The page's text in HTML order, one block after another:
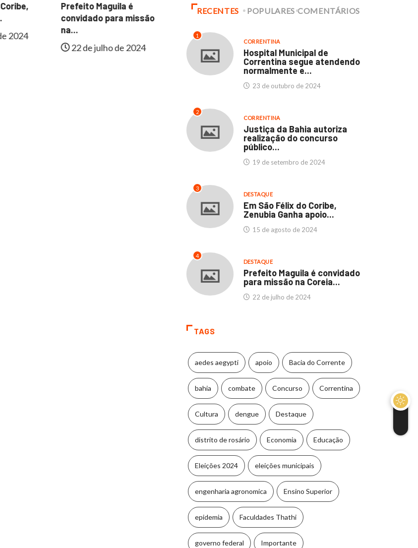
2024
Prefeito Maguila é
convidado para missão
na...
22 de julho de 2024
Faculdades Thathi e
11 de abril de 2024
Hospital Municipal de
23 de outubro de 2024
RECENTES POPULARES COMENTÁRIOS
1
CORRENTINA
Hospital Municipal de
Correntina segue atendendo
normalmente e...
23 de outubro de 2024
2
CORRENTINA
Justiça da Bahia autoriza
realização do concurso
público...
19 de setembro de 2024
3
DESTAQUE
Em São Félix do Coribe,
Zenubia Ganha apoio...
15 de agosto de 2024
4
DESTAQUE
Prefeito Maguila é convidado
para missão na Coreia...
22 de julho de 2024
TAGS
aedes aegypti apoio Bacia do Corrente
bahia combate Concurso Correntina
Cultura dengue Destaque
distrito de rosário Economia Educação
Eleições 2024 eleições municipais
engenharia agronomica Ensino Superior
epidemia Faculdades Thathi
governo federal Importante